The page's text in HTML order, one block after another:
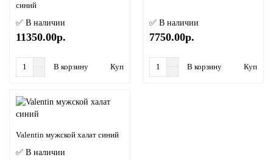
синий
✅ В наличии
11350.00р.
В корзину Купить в 1 клик
✅ В наличии
7750.00р.
В корзину Купить
Valentin мужской халат синий
✅ В наличии